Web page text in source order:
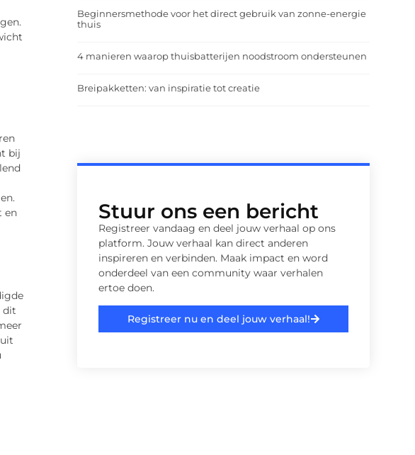
bij
en
dit
Beginnersmethode voor het direct gebruik van zonne-energie
thuis
4 manieren waarop thuisbatterijen noodstroom ondersteunen
Breipakketten: van inspiratie tot creatie
Stuur ons een bericht
Registreer vandaag en deel jouw verhaal op ons
platform. Jouw verhaal kan direct anderen
inspireren en verbinden. Maak impact en word
onderdeel van een community waar verhalen
ertoe doen.
Registreer nu en deel jouw verhaal!